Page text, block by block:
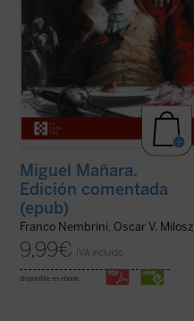
Miguel Mañara.
Edición comentada
(epub)
Franco Nembrini, Oscar V. Milosz
9,99€ IVA incluido
disponible en ebook: